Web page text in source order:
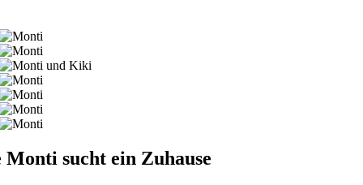
Monti sucht ein Zuhause